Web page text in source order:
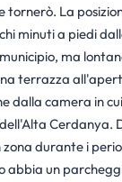
tornerò. La
minuti a piedi
ma
terrazza
dalla camera in
Cerdanya.
durante i
abbia un